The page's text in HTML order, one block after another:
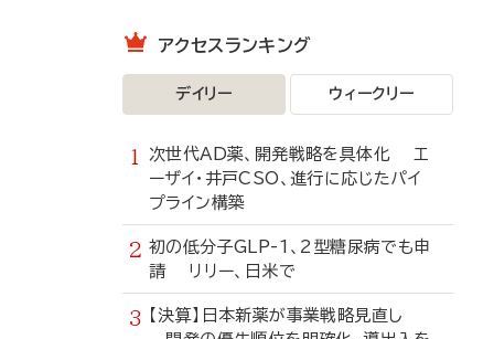
アクセスランキング
デイリー ウィークリー
次世代AD薬、開発戦略を具体化 エ
ーザイ・井戸CSO、進行に応じたパイ
プライン構築
初の低分子GLP-1、2型糖尿病でも申
請 リリー、日米で
【決算】日本新薬が事業戦略見直し